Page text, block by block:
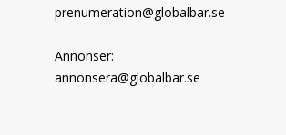
prenumeration@globalbar.se
Annonser:
annonsera@globalbar.se